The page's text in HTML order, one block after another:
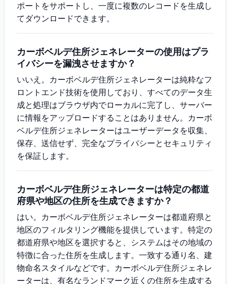
ポートをサポートし、一度に複数のレコードを生成し
てダウンロードできます。
カーボベルデ住所ジェネレーターの使用はプラ
イバシーを漏洩させますか？
いいえ。カーボベルデ住所ジェネレーターは純粋なフ
ロントエンド技術を使用しており、すべてのデータ生
成と処理はブラウザ内でローカルに完了し、サーバー
に情報をアップロードすることはありません。カーボ
ベルデ住所ジェネレーターはユーザーデータを収集、
保存、送信せず、完全なプライバシーとセキュリティ
を保証します。
カーボベルデ住所ジェネレーターは特定の都道
府県や地区の住所を生成できますか？
はい。カーボベルデ住所ジェネレーターは都道府県と
地区のフィルタリング機能を提供しています。特定の
都道府県や地区を選択すると、システムはその地域の
特徴に合った住所を生成します。一致する通り名、建
物命名スタイルなどです。カーボベルデ住所ジェネレ
ーターは、有名なランドマーク近くの住所を生成する